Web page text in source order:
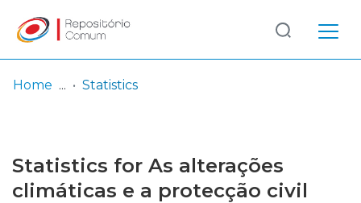
Browse repository
Log
In
(current)
Home Statistics
Statistics for As alterações
climáticas e a protecção civil